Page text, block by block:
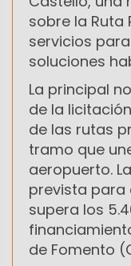
sobre la Ruta
servicios
soluciones
La principal
de la
de las rutas
tramo que
aeropuerto.
prevista para
supera los
de Fomento